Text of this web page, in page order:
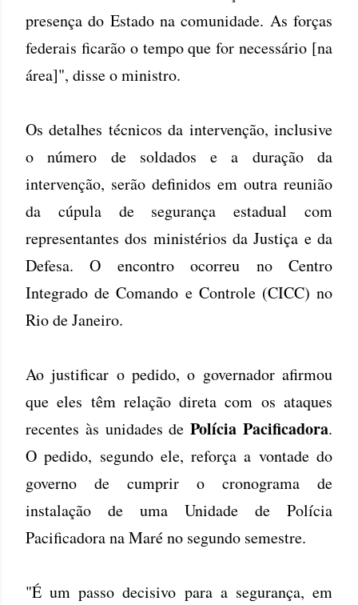
presença do Estado na comunidade. As forças
federais ficarão o tempo que for necessário [na
área]", disse o ministro.
Os detalhes técnicos da intervenção, inclusive
o número de soldados e a duração da
intervenção, serão definidos em outra reunião
da cúpula de segurança estadual com
representantes dos ministérios da Justiça e da
Defesa. O encontro ocorreu no Centro
Integrado de Comando e Controle (CICC) no
Rio de Janeiro.
Ao justificar o pedido, o governador afirmou
que eles têm relação direta com os ataques
recentes às unidades dePolícia Pacificadora.
O pedido, segundo ele, reforça a vontade do
governo de cumprir o cronograma de
instalação de uma Unidade de Polícia
Pacificadora na Maré no segundo semestre.
"É um passo decisivo para a segurança, em